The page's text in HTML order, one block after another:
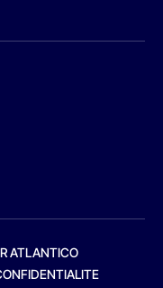
ATLANTICO